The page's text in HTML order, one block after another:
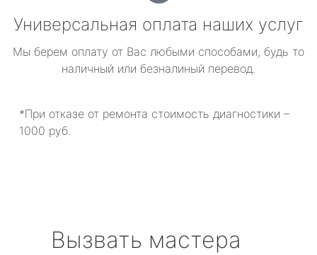
Универсальная оплата наших услуг
Мы берем оплату от Вас любыми способами, будь то
наличный или безналиный перевод.
*При отказе от ремонта стоимость диагностики –
1000 руб.
Вызвать мастера